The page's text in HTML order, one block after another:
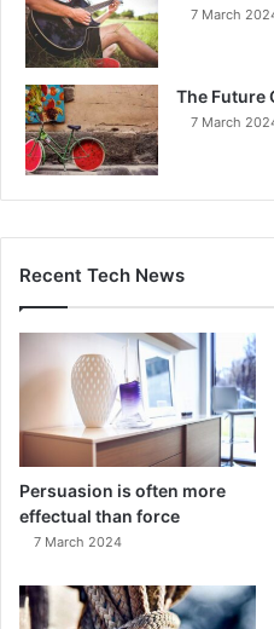
7 March
The Future
7 March
Recent Tech News
Persuasion is often more
effectual than force
7 March 2024